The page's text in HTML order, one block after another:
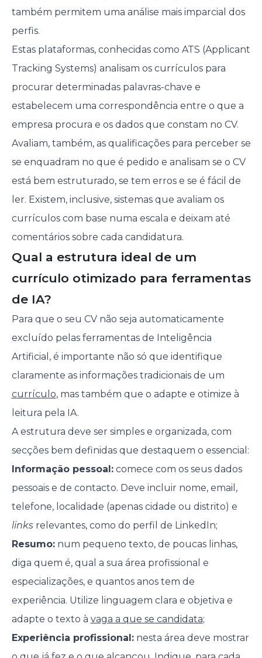
também permitem uma análise mais imparcial dos
perfis.
Estas plataformas, conhecidas como ATS (Applicant
Tracking Systems) analisam os currículos para
procurar determinadas palavras-chave e
estabelecem uma correspondência entre o que a
empresa procura e os dados que constam no CV.
Avaliam, também, as qualificações para perceber se
se enquadram no que é pedido e analisam se o CV
está bem estruturado, se tem erros e se é fácil de
ler. Existem, inclusive, sistemas que avaliam os
currículos com base numa escala e deixam até
comentários sobre cada candidatura.
Qual a estrutura ideal de um
currículo otimizado para ferramentas
de IA?
Para que o seu CV não seja automaticamente
excluído pelas ferramentas de Inteligência
Artificial, é importante não só que identifique
claramente as informações tradicionais de um
currículo, mas também que o adapte e otimize à
leitura pela IA.
A estrutura deve ser simples e organizada, com
secções bem definidas que destaquem o essencial:
Informação pessoal:comece com os seus dados
pessoais e de contacto. Deve incluir nome, email,
telefone, localidade (apenas cidade ou distrito) e
linksrelevantes, como do perfil de LinkedIn;
Resumo:num pequeno texto, de poucas linhas,
diga quem é, qual a sua área profissional e
especializações, e quantos anos tem de
experiência. Utilize linguagem clara e objetiva e
adapte o texto à vaga a que se candidata;
Experiência profissional:nesta área deve mostrar